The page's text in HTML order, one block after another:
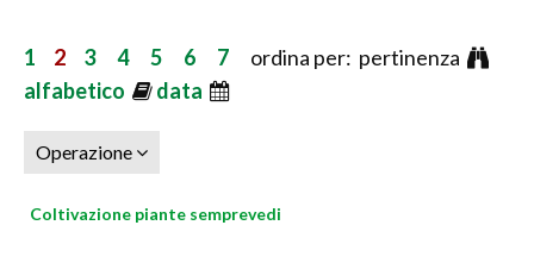
1 2 3 4 5 6 7 ordina per: pertinenza
alfabetico
data
Operazione
Coltivazione piante semprevedi